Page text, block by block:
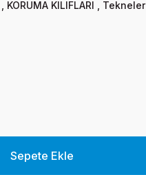
KORUMA KILIFLARI Tekneler
Sepete Ekle